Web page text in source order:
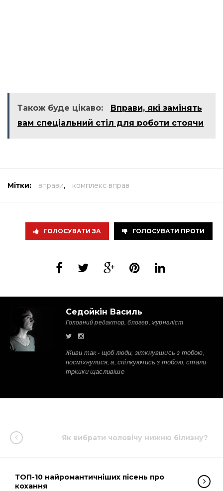
Також буде цікаво:
Вправи, які замінять
вам спеціальний стіл для роботи стоячи
Мітки: вправи, комплекс вправ
ГОЛОСУВАТИ ЗА ГОЛОСУВАТИ ПРОТИ
Седойкін Василь
Головний редактор, блогер, журналіст
Живи так - щоб люди, зіткнувшись з тобою,
посміхнулися, а, спілкуючись з тобою, стали
трішки щасливіше
Як вибрати чоловічу нижню білизну?
ТОП-10 найромантичніших пісень про
кохання